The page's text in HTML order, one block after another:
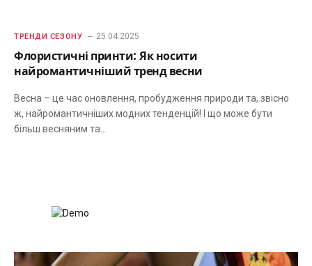
ТРЕНДИ СЕЗОНУ 25.04.2025
Флористичні принти: Як носити
найромантичніший тренд весни
Весна – це час оновлення, пробудження природи та, звісно
ж, найромантичніших модних тенденцій! І що може бути
більш весняним та…